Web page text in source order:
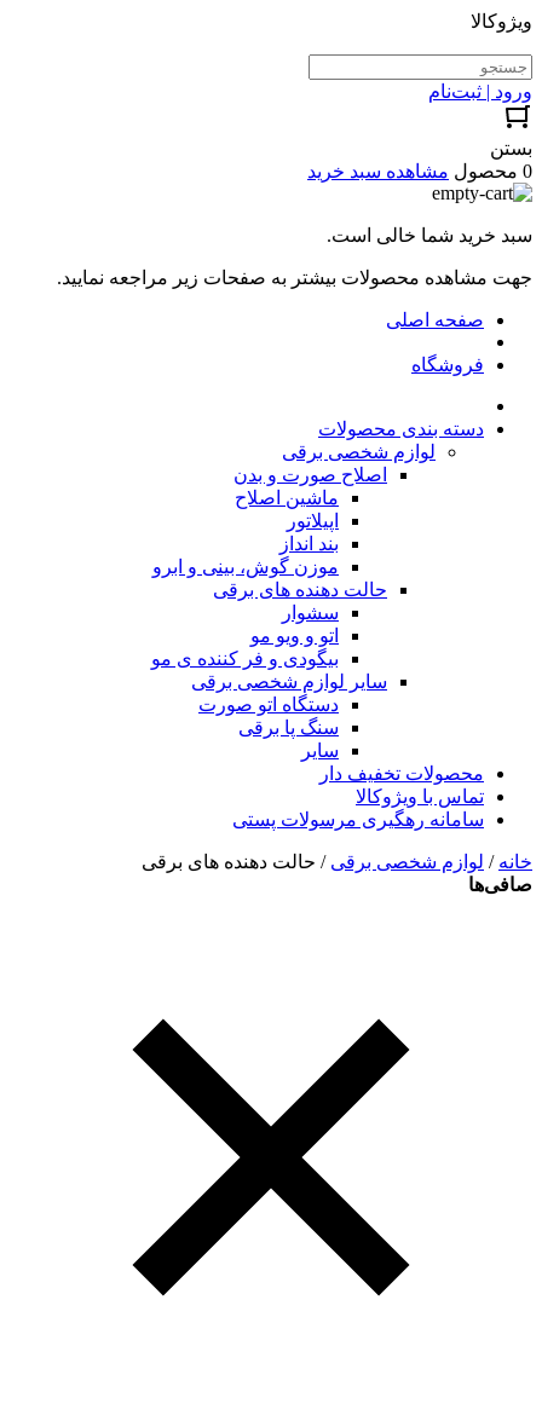
ویژوکالا
ورود | ثبت‌نام
بستن
0 محصول
مشاهده سبد خرید
سبد خرید شما خالی است.
جهت مشاهده محصولات بیشتر به صفحات زیر مراجعه نمایید.
صفحه اصلی
فروشگاه
دسته بندی محصولات
لوازم شخصی برقی
اصلاح صورت و بدن
ماشین اصلاح
اپیلاتور
بند انداز
موزن گوش، بینی و ابرو
حالت دهنده های برقی
سشوار
اتو و ویو مو
بیگودی و فر کننده ی مو
سایر لوازم شخصی برقی
دستگاه اتو صورت
سنگ پا برقی
سایر
محصولات تخفیف دار
تماس با ویژوکالا
سامانه رهگیری مرسولات پستی
خانه / لوازم شخصی برقی / حالت دهنده های برقی
صافی‌ها